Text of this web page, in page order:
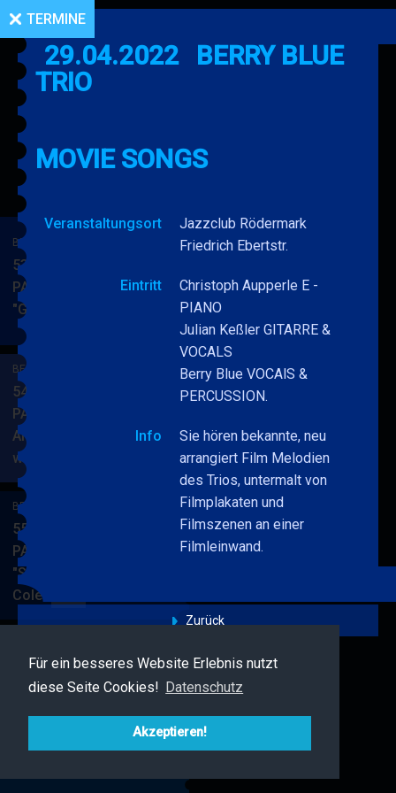
Für ein besseres Website Erlebnis nutzt
diese Seite Cookies! Datenschutz
Akzeptieren!
BERRY BLUE & BAND
53. JAZZ Matinee in den
PARKSIDE STUDIOS
"Gypsy Jazz"
BERRY BLUE & BAND
54. JAZZ Matinee in den
PARKSIDE STUDIOS
American Songbook
wunderbare Musik
BERRY
BLUE
BAND
BERRY BLUE & BAND
55. JAZZ Matinee in den
PARKSIDE STUDIOS
"Songs von Nat King
Cole"
BAND
BERRY BLUE & FRIENDS
Live Jazz im MAMPF
&
TERMINE
29.04.2022
BERRY BLUE
TRIO
MOVIE SONGS
Veranstaltungsort
Jazzclub Rödermark
Friedrich Ebertstr.
Eintritt
Christoph Aupperle E -
PIANO
Julian Keßler GITARRE &
VOCALS
Berry Blue VOCAlS &
PERCUSSION.
Info
Sie hören bekannte, neu
arrangiert Film Melodien
des Trios, untermalt von
Filmplakaten und
Filmszenen an einer
Filmleinwand.
Zurück